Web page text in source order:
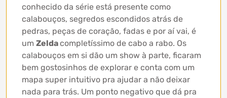
conhecido da série está presente como
calabouços, segredos escondidos atrás de
pedras, peças de coração, fadas e por aí vai, é
um Zeldacompletíssimo de cabo a rabo. Os
calabouços em si dão um show à parte, ficaram
bem gostosinhos de explorar e conta com um
mapa super intuitivo pra ajudar a não deixar
nada para trás. Um ponto negativo que dá pra